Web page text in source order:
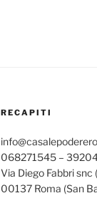
RECAPITI
068271545 –
Via Diego Fabbri snc
00137 Roma (San